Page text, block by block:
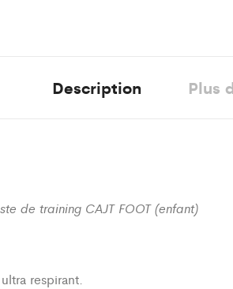
Description Plus
de training CAJT FOOT (enfant)
respirant.